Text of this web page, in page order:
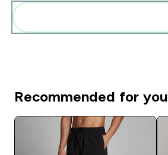
Recommended for you